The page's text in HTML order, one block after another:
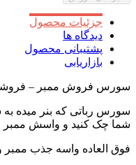
جزئیات محصول
دیدگاه ها
پشتیبانی محصول
بازاریابی
سورس فروش ممبر –
سورس رباتی که بنر میده
شما چک کنید و واسش ممبر
فوق العاده واسه جذب ممبر